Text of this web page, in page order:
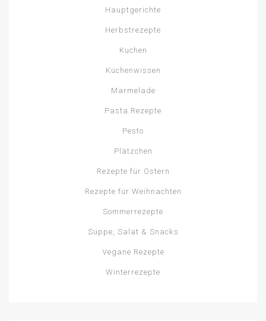
Hauptgerichte
Herbstrezepte
Kuchen
Küchenwissen
Marmelade
Pasta Rezepte
Pesto
Plätzchen
Rezepte für Ostern
Rezepte für Weihnachten
Sommerrezepte
Suppe, Salat & Snacks
Vegane Rezepte
Winterrezepte